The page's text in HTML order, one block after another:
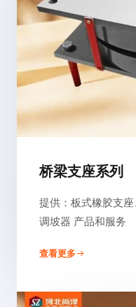
桥梁支座系列
提供：板式橡胶支座
调坡器 产品和服务
查看更多